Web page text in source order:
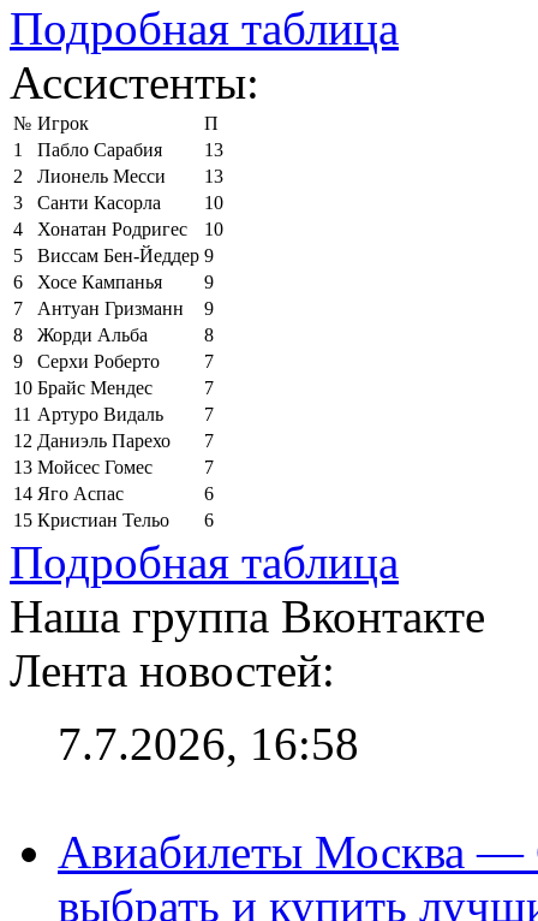
Подробная таблица
Ассистенты:
№ Игрок
П
1
Пабло Сарабия
13
2
Лионель Месси
13
3
Санти Касорла
10
4
Хонатан Родригес
10
5
Виссам Бен-Йеддер 9
6
Хосе Кампанья
9
7
Антуан Гризманн
9
8
Жорди Альба
8
9
Серхи Роберто
7
10 Брайс Мендес
7
11 Артуро Видаль
7
12 Даниэль Парехо
7
13 Мойсес Гомес
7
14 Яго Аспас
6
15 Кристиан Тельо 6
Подробная таблица
Наша группа Вконтакте
Лента новостей:
7.7.2026, 16:58
Авиабилеты Москва —
выбрать и купить